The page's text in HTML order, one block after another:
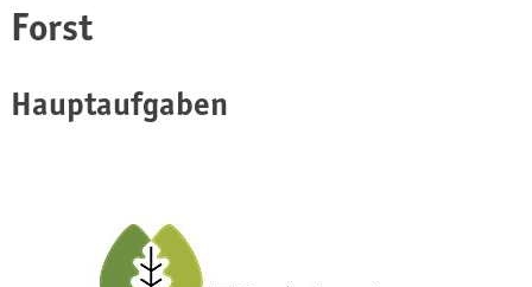
Forst
Hauptaufgaben